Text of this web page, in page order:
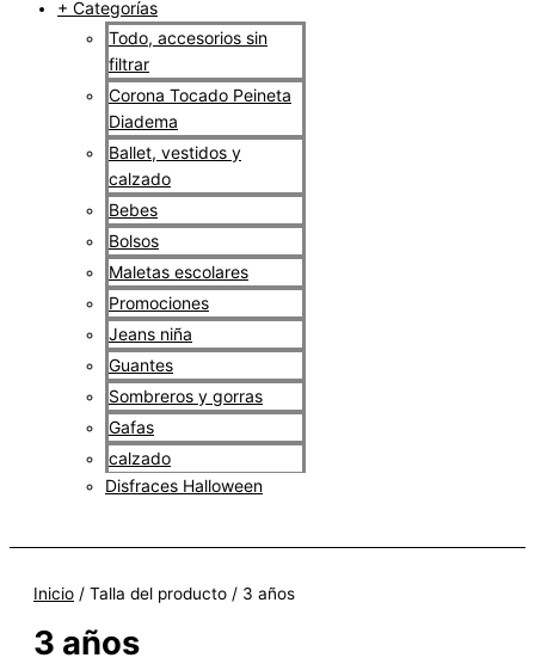
+ Categorías
Todo, accesorios sin
filtrar
Corona Tocado Peineta
Diadema
Ballet, vestidos y
calzado
Bebes
Bolsos
Maletas escolares
Promociones
Jeans niña
Guantes
Sombreros y gorras
Gafas
calzado
Disfraces Halloween
Inicio / Talla del producto / 3 años
3 años